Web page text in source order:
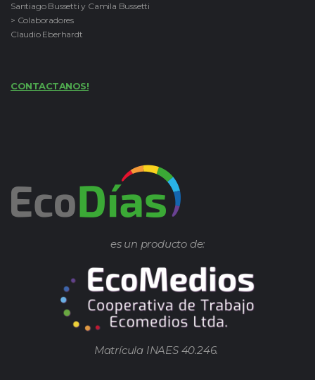
Santiago Bussetti y Camila Bussetti
> Colaboradores
Claudio Eberhardt
CONTACTANOS!
es un producto de:
Matrícula INAES 40.246.